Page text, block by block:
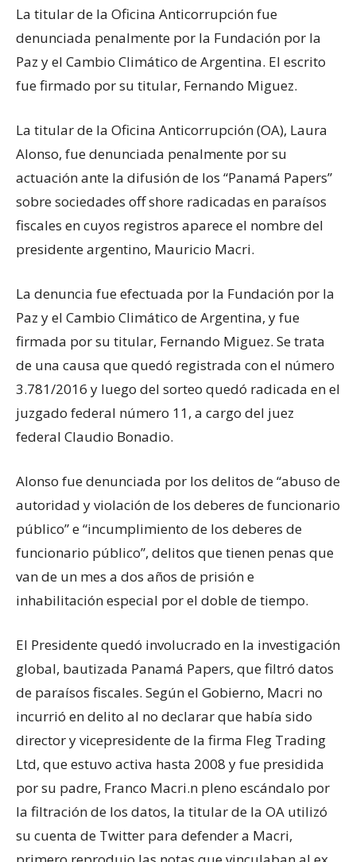
La titular de la Oficina Anticorrupción fue
denunciada penalmente por la Fundación por la
Paz y el Cambio Climático de Argentina. El escrito
fue firmado por su titular, Fernando Miguez.
La titular de la Oficina Anticorrupción (OA), Laura
Alonso, fue denunciada penalmente por su
actuación ante la difusión de los “Panamá Papers”
sobre sociedades off shore radicadas en paraísos
fiscales en cuyos registros aparece el nombre del
presidente argentino, Mauricio Macri.
La denuncia fue efectuada por la Fundación por la
Paz y el Cambio Climático de Argentina, y fue
firmada por su titular, Fernando Miguez. Se trata
de una causa que quedó registrada con el número
3.781/2016 y luego del sorteo quedó radicada en el
juzgado federal número 11, a cargo del juez
federal Claudio Bonadio.
Alonso fue denunciada por los delitos de “abuso de
autoridad y violación de los deberes de funcionario
público” e “incumplimiento de los deberes de
funcionario público”, delitos que tienen penas que
van de un mes a dos años de prisión e
inhabilitación especial por el doble de tiempo.
El Presidente quedó involucrado en la investigación
global, bautizada Panamá Papers, que filtró datos
de paraísos fiscales. Según el Gobierno, Macri no
incurrió en delito al no declarar que había sido
director y vicepresidente de la firma Fleg Trading
Ltd, que estuvo activa hasta 2008 y fue presidida
por su padre, Franco Macri.n pleno escándalo por
la filtración de los datos, la titular de la OA utilizó
su cuenta de Twitter para defender a Macri,